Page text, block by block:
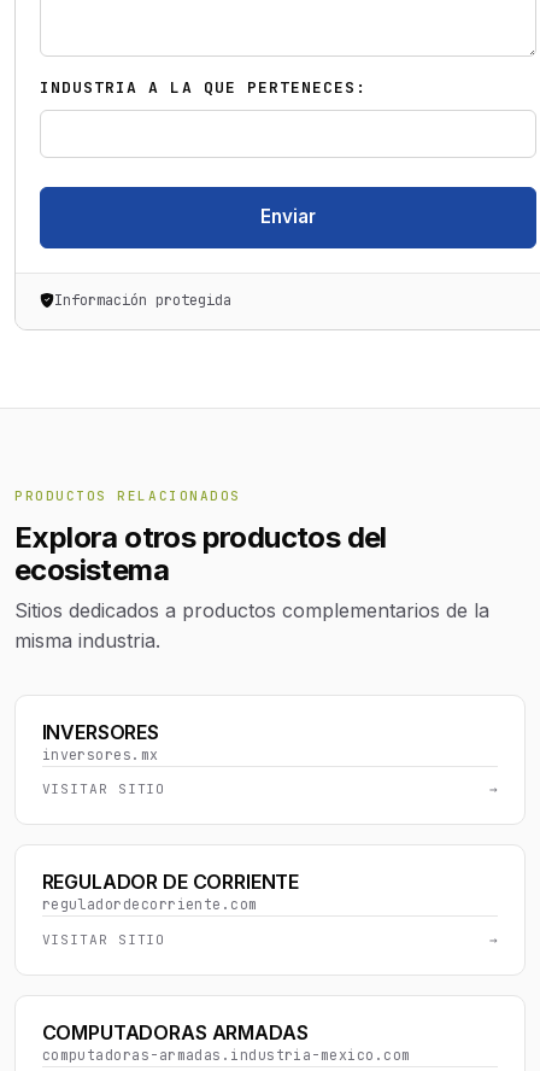
INDUSTRIA A LA QUE PERTENECES:
Enviar
Información protegida
PRODUCTOS RELACIONADOS
Explora otros productos del
ecosistema
Sitios dedicados a productos complementarios de la
misma industria.
INVERSORES
inversores.mx
VISITAR SITIO →
REGULADOR DE CORRIENTE
reguladordecorriente.com
VISITAR SITIO →
COMPUTADORAS ARMADAS
computadoras-armadas.industria-mexico.com